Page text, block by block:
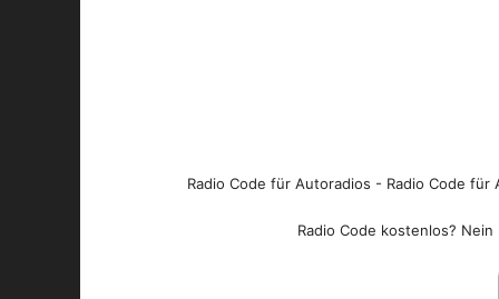
Radio Code für Autoradios - Radio Code
Radio Code kostenlos?